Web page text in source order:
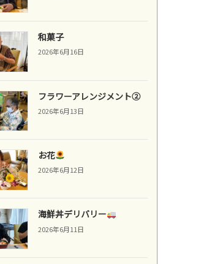
和菓子
2026年6月16日
フラワーアレンジメント②
2026年6月13日
お花
2026年6月12日
海鮮丼デリバリー
2026年6月11日